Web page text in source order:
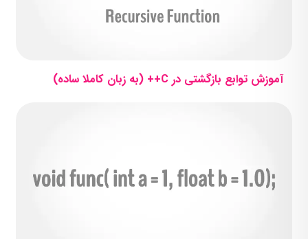
آموزش توابع بازگشتی در C++ (به زبان کاملا ساده)